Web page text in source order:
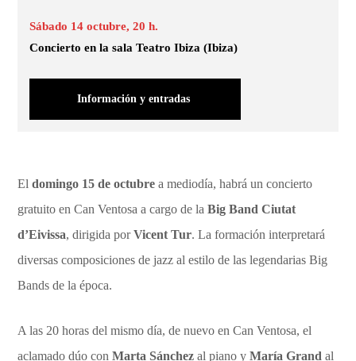
Sábado 14 octubre, 20 h.
Concierto en la sala Teatro Ibiza (Ibiza)
Información y entradas
Eldomingo 15 de octubre a mediodía, habrá un concierto
gratuito en Can Ventosa a cargo de laBig Band Ciutat
d’Eivissa, dirigida porVicent Tur. La formación interpretará
diversas composiciones de jazz al estilo de las legendarias Big
Bands de la época.
A las 20 horas del mismo día, de nuevo en Can Ventosa, el
aclamado dúo conMarta Sánchez al piano yMaría Grand al